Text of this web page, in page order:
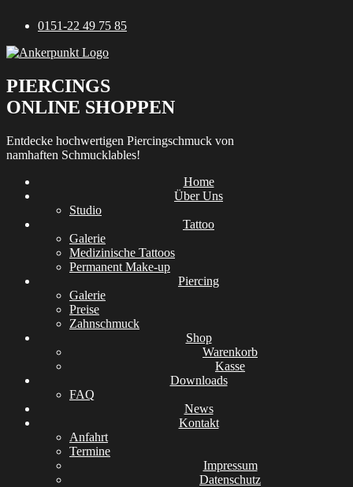
Inhalt
0151-22 49 75 85
PIERCINGS
ONLINE SHOPPEN
Entdecke hochwertigen Piercingschmuck von
namhaften Schmucklables!
Home
Über Uns
Studio
Tattoo
Galerie
Medizinische Tattoos
Permanent Make-up
Piercing
Galerie
Preise
Zahnschmuck
Shop
Warenkorb
Kasse
Downloads
FAQ
News
Kontakt
Anfahrt
Termine
Impressum
Datenschutz